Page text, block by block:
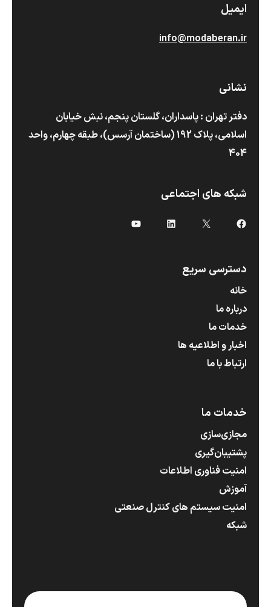
ایمیل
info@modaberan.ir
نشانی
دفتر تهران : پاسداران، گلستان پنجم، نبش خیابان
اسلامی، پلاک 192 (ساختمان آرسس)،‌ طبقه چهارم، واحد
404
شبکه های اجتماعی
فیس‌بوک
X لینکداینیوتیوب
دسترسی سریع
خانه
درباره ما
خدمات ما
اخبار و اطلاعیه ها
ارتباط با ما
خدمات ما
مجازی‌سازی
پشتیبان‌گیری
امنیت فناوری اطلاعات
آموزش
امنیت سیستم های کنترل صنعتی
شبکه